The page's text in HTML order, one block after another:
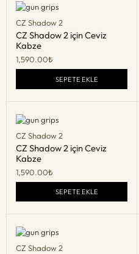
CZ Shadow 2
CZ Shadow 2 için Ceviz
Kabze
1,590.00₺
SEPETE EKLE
CZ Shadow 2
CZ Shadow 2 için Ceviz
Kabze
1,590.00₺
SEPETE EKLE
CZ Shadow 2